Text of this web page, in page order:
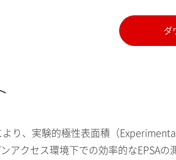
ダ
り、実験的極性表面積（
クセス環境下での効率的なEPSAの